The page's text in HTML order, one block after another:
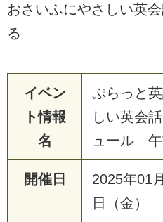
おさいふにやさしい英
る
イベン
ト情報
名
ぷらっと
しい英会
ュール
開催日
2025年01
日（金）